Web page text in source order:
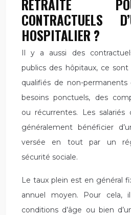
RETRAITE
CONTRACTUELS
HOSPITALIER ?
Il y a aussi des
publics des hôpitaux, ce
qualifiés de non-
besoins ponctuels, des
ou récurrentes. Les salariés
généralement bénéficier
versée en tout par un
sécurité sociale.
Le taux plein est en général
annuel moyen. Pour cela,
conditions d’âge ou bien